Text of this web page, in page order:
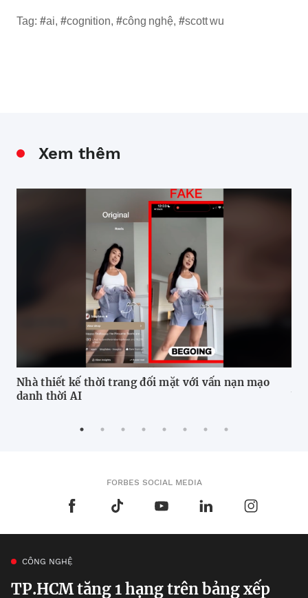
Tag: #ai, #cognition, #công nghệ,#scott wu
Xem thêm
Nhà thiết kế thời trang đối mặt với vấn nạn mạo
danh thời AI
FORBES SOCIAL MEDIA
CÔNG NGHỆ
TP.HCM tăng 1 hạng trên bảng xếp